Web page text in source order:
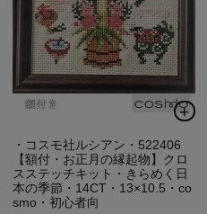
・コスモ社ルシアン・522406
【額付・お正月の縁起物】クロ
スステッチキット・きらめく日
本の季節・14CT・13×10.5・co
smo・初心者向